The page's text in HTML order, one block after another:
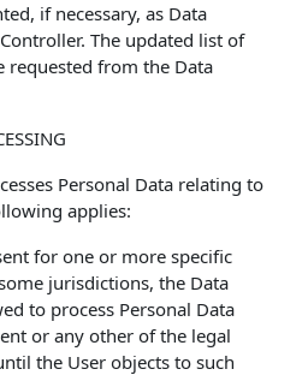
if necessary, as Data
The updated list of
requested from the Data
Personal Data relating to
applies:
for one or more specific
jurisdictions, the Data
to process Personal Data
or any other of the legal
the User objects to such